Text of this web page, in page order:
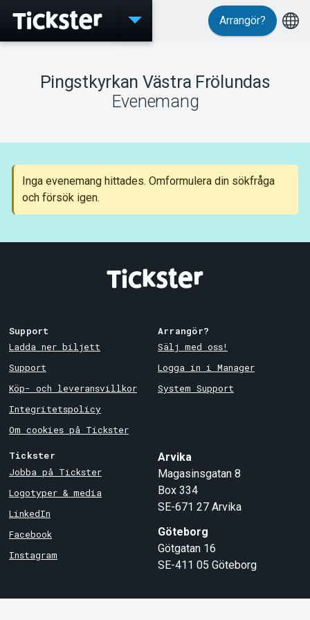
Evenemang
MyTickster
Support
Om Tickster
Arrangör?
Pingstkyrkan Västra Frölundas
Evenemang
Inga evenemang hittades. Omformulera din sökfråga
och försök igen.
Support
Ladda ner biljett
Support
Köp- och leveransvillkor
Integritetspolicy
Om cookies på Tickster
Arrangör?
Sälj med oss!
Logga in i Manager
System Support
Tickster
Jobba på Tickster
Logotyper & media
LinkedIn
Facebook
Instagram
Arvika
Magasinsgatan 8
Box 334
SE-671 27 Arvika
Göteborg
Götgatan 16
SE-411 05 Göteborg